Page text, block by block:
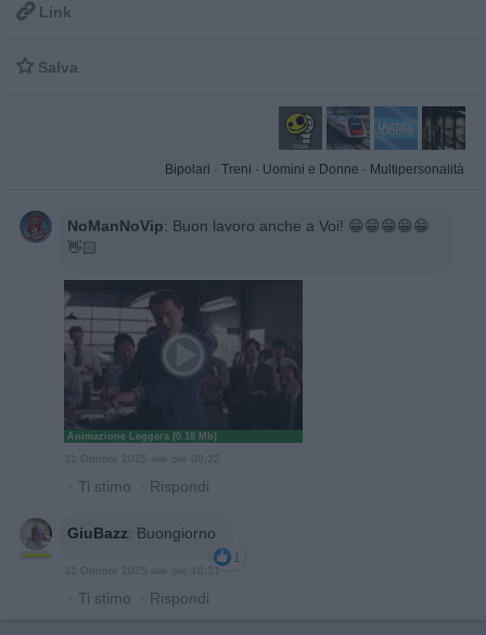
 Link
 Salva
Bipolari · Treni · Uomini e Donne · Multipersonalità
NoManNoVip: Buon lavoro anche a Voi! 😁😁😁😁😁
👋🏻
Animazione Leggera (0.18 Mb)
31 Ottobre 2025 alle ore 09:22
· Ti stimo · Rispondi
GiuBazz: Buongiorno
1
· Ti stimo · Rispondi